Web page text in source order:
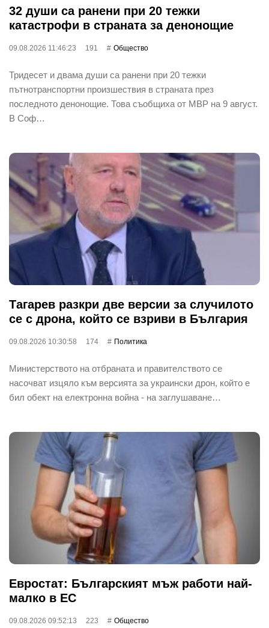
32 души са ранени при 20 тежки
катастрофи в страната за денонощие
09.08.2026 11:46:23 191 Общество
Тридесет и двама души са ранени при 20 тежки
пътнотранспортни произшествия в страната през
последното денонощие. Това съобщиха от МВР на 9 август.
В Соф…
Тагарев разкри две версии за случилото
се с дрона, който се взриви в България
09.08.2026 10:30:58 174 Политика
Министерството на отбраната и правителството се
насочват изцяло към версията за украински дрон, който е
бил обект на електронна война - на заглушаване…
Евростат: Българският мъж работи най-
малко в ЕС
09.08.2026 09:52:13 223 Общество